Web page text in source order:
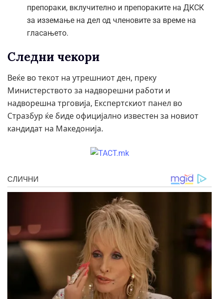
препораки, вклучително и препораките на ДКСК
за изземање на дел од членовите за време на
гласањето.
Следни чекори
Веќе во текот на утрешниот ден, преку
Министерството за надворешни работи и
надворешна трговија, Експертскиот панел во
Стразбур ќе биде официјално известен за новиот
кандидат на Македонија.